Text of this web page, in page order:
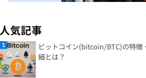
人気記事
ビットコイン(bitcoin/BTC)の特徴
細とは？